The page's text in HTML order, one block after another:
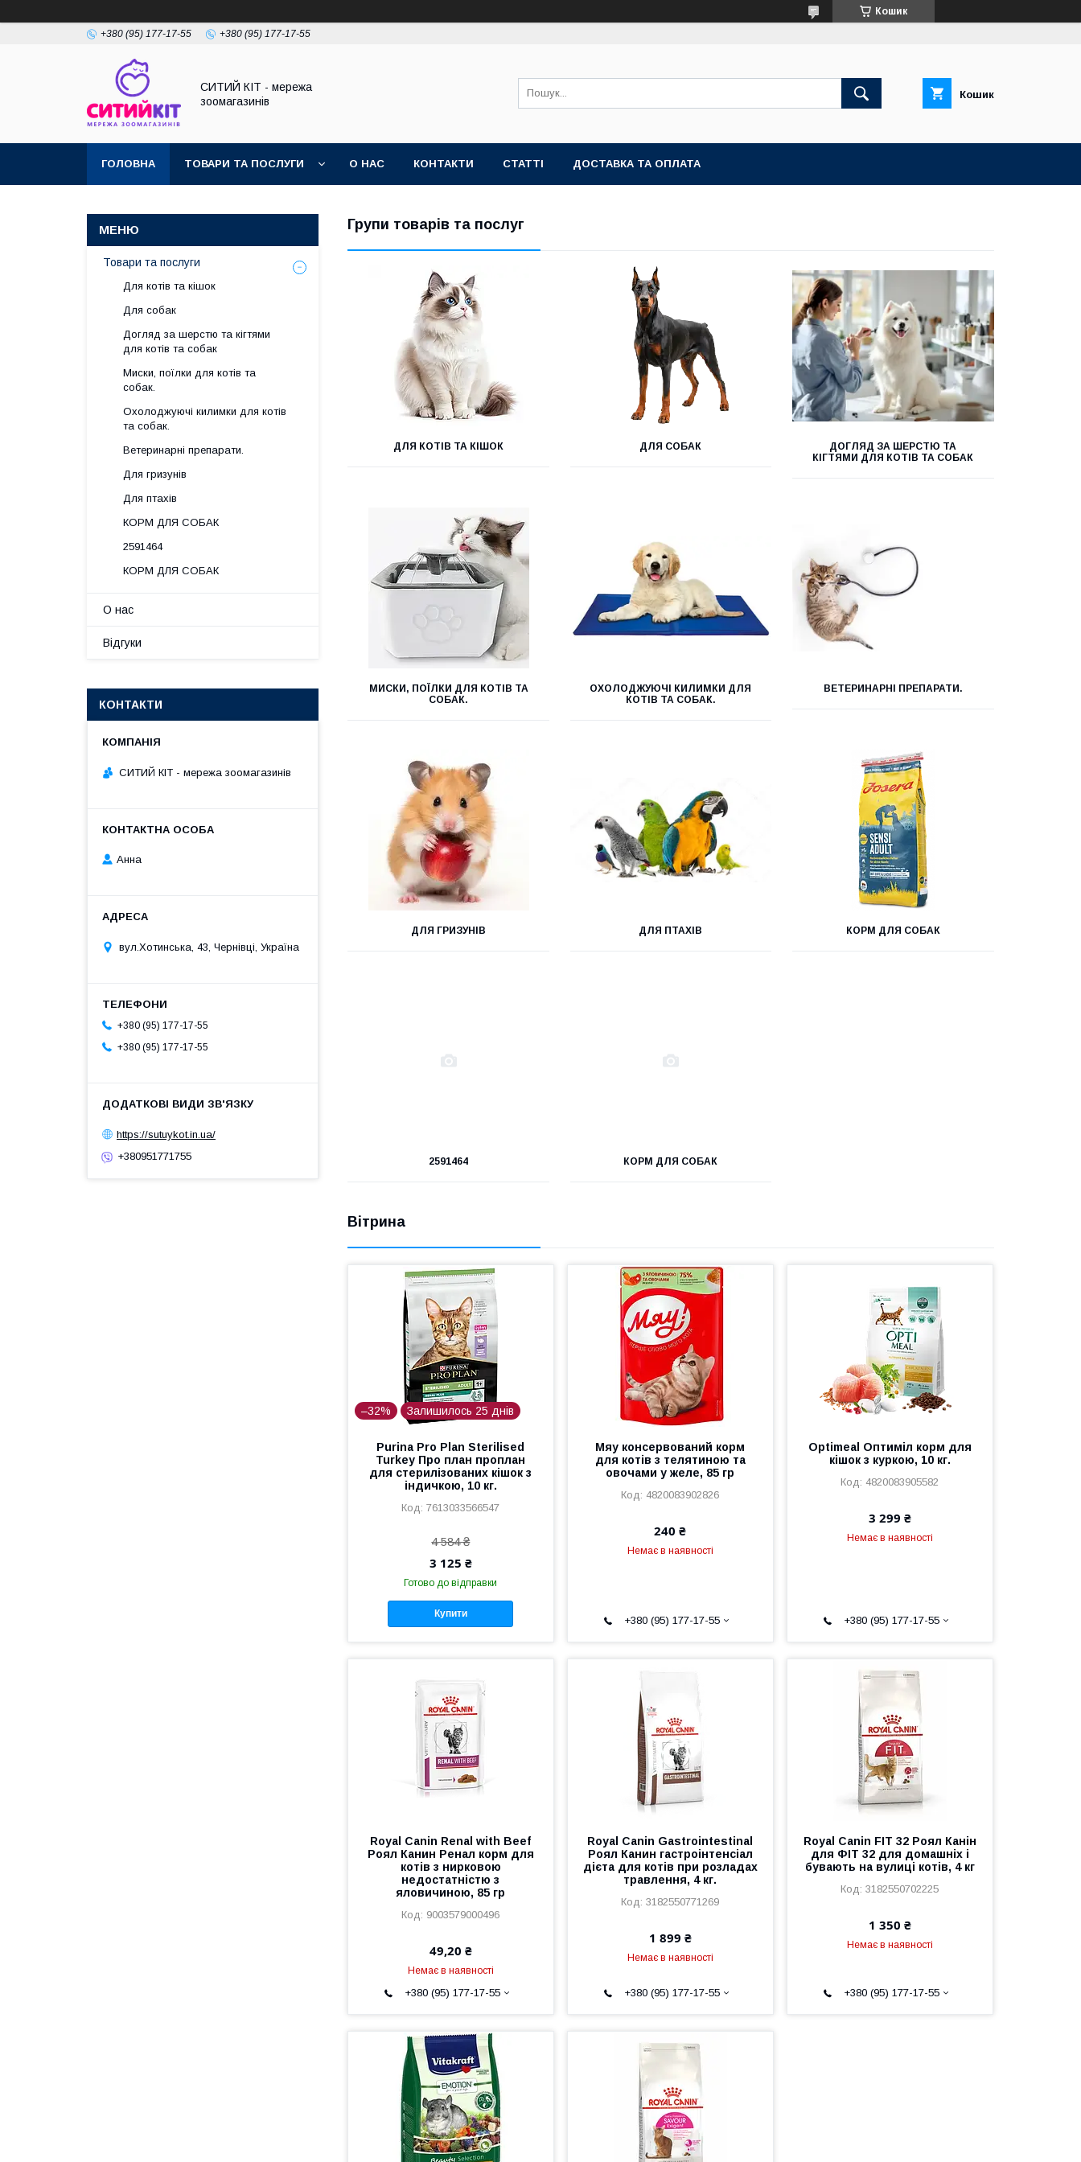
Кошик
+380 (95) 177-17-55 +380 (95) 177-17-55
СИТИЙ КІТ - мережа
зоомагазинів
Кошик
ГОЛОВНА ТОВАРИ ТА ПОСЛУГИ О НАС КОНТАКТИ СТАТТІ ДОСТАВКА ТА ОПЛАТА
Групи товарів та послуг
ДЛЯ КОТІВ ТА КІШОК ДЛЯ СОБАК
ДОГЛЯД ЗА ШЕРСТЮ ТА
КІГТЯМИ ДЛЯ КОТІВ ТА СОБАК
МИСКИ, ПОЇЛКИ ДЛЯ КОТІВ ТА
СОБАК.
ОХОЛОДЖУЮЧІ КИЛИМКИ ДЛЯ
КОТІВ ТА СОБАК.
ВЕТЕРИНАРНІ ПРЕПАРАТИ.
ДЛЯ ГРИЗУНІВ ДЛЯ ПТАХІВ КОРМ ДЛЯ СОБАК
2591464 КОРМ ДЛЯ СОБАК
Вітрина
–32% Залишилось 25 днів
Purina Pro Plan Sterilised
Turkey Про план проплан
для стерилізованих кішок з
індичкою, 10 кг.
7613033566547
4 584 ₴
3 125 ₴
Готово до відправки
Купити
Мяу консервований корм
для котів з телятиною та
овочами у желе, 85 гр
4820083902826
240 ₴
Немає в наявності
+380 (95) 177-17-55
Optimeal Оптиміл корм для
кішок з куркою, 10 кг.
4820083905582
3 299 ₴
Немає в наявності
+380 (95) 177-17-55
Royal Canin Renal with Beef
Роял Канин Ренал корм для
котів з нирковою
недостатністю з
яловичиною, 85 гр
9003579000496
49,20 ₴
Немає в наявності
+380 (95) 177-17-55
Royal Canin Gastrointestinal
Роял Канин гастроінтенсіал
дієта для котів при розладах
травлення, 4 кг.
3182550771269
1 899 ₴
Немає в наявності
+380 (95) 177-17-55
Royal Canin FIT 32 Роял Канін
для ФІТ 32 для домашніх і
бувають на вулиці котів, 4 кг
3182550702225
1 350 ₴
Немає в наявності
+380 (95) 177-17-55
Товари та послуги
Для котів та кішок
Для собак
Догляд за шерстю та кігтями
для котів та собак
Миски, поїлки для котів та
собак.
Охолоджуючі килимки для котів
та собак.
Ветеринарні препарати.
Для гризунів
Для птахів
КОРМ ДЛЯ СОБАК
2591464
КОРМ ДЛЯ СОБАК
О нас
Відгуки
КОНТАКТИ
СИТИЙ КІТ - мережа зоомагазинів
Анна
вул.Хотинська, 43, Чернівці, Україна
+380 (95) 177-17-55
+380 (95) 177-17-55
https://sutuykot.in.ua/
+380951771755